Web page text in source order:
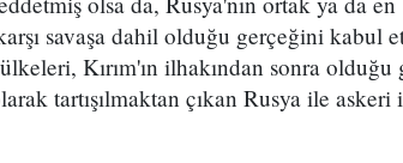
savaşa dahil olduğu gerçeğini kabul
Kırım'ın ilhakından sonra olduğu
tartışılmaktan çıkan Rusya ile askeri